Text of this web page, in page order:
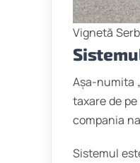
Vignetă
Așa-numita
taxare de
compania
Sistemul